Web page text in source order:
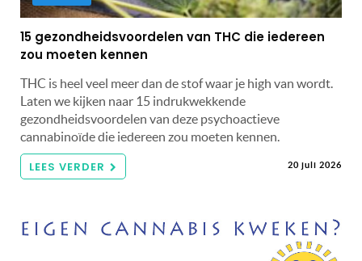
15 gezondheidsvoordelen van THC die iedereen
zou moeten kennen
THC is heel veel meer dan de stof waar je high van wordt.
Laten we kijken naar 15 indrukwekkende
gezondheidsvoordelen van deze psychoactieve
cannabinoïde die iedereen zou moeten kennen.
LEES VERDER 20 juli 2026